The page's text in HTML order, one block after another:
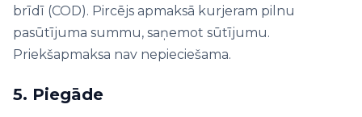
brīdī (COD). Pircējs apmaksā kurjeram pilnu
pasūtījuma summu, saņemot sūtījumu.
Priekšapmaksa nav nepieciešama.
5. Piegāde